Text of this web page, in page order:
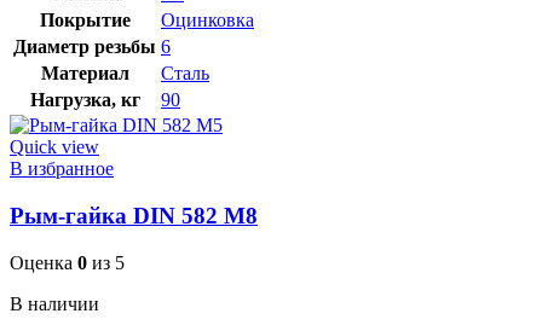
Покрытие
Оцинковка
Диаметр резьбы 6
Материал
Сталь
Нагрузка, кг
90
Quick view
В избранное
Рым-гайка DIN 582 М8
Оценка 0 из 5
В наличии